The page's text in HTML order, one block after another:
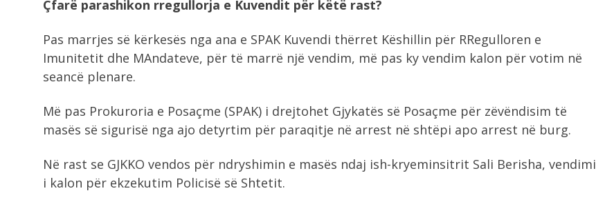
Çfarë parashikon rregullorja e Kuvendit për këtë rast?
Pas marrjes së kërkesës nga ana e SPAK Kuvendi thërret Këshillin për RRegulloren e
Imunitetit dhe MAndateve, për të marrë një vendim, më pas ky vendim kalon për votim në
seancë plenare.
Më pas Prokuroria e Posaçme (SPAK) i drejtohet Gjykatës së Posaçme për zëvëndisim të
masës së sigurisë nga ajo detyrtim për paraqitje në arrest në shtëpi apo arrest në burg.
Në rast se GJKKO vendos për ndryshimin e masës ndaj ish-kryeminsitrit Sali Berisha, vendimi
i kalon për ekzekutim Policisë së Shtetit.